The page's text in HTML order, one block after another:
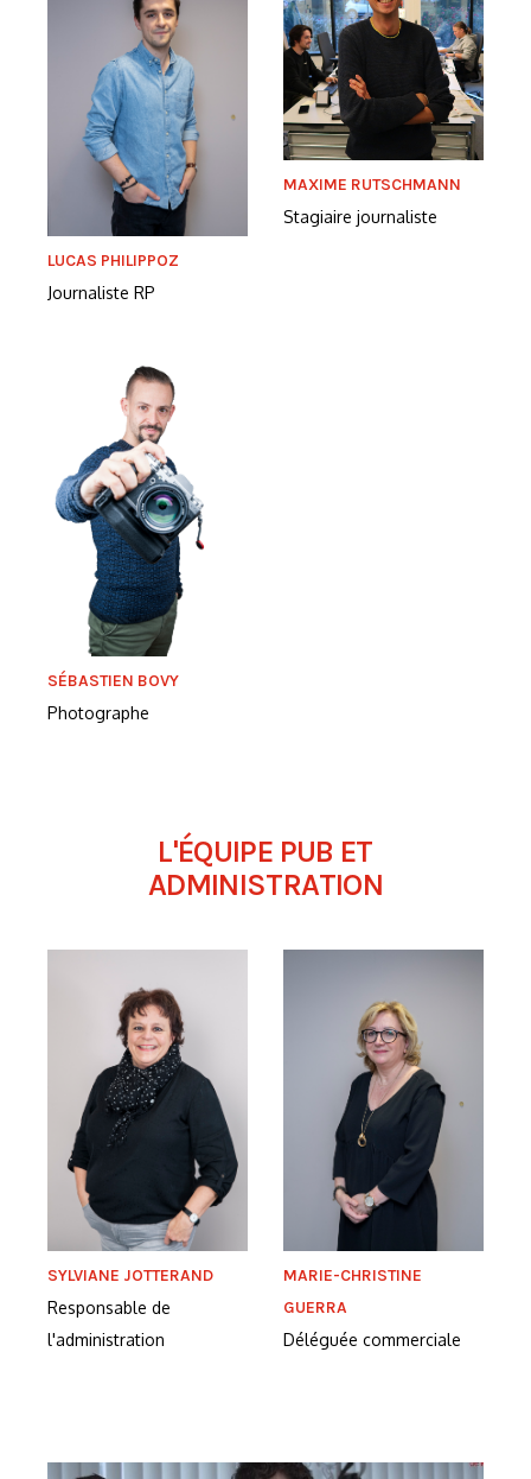
LUCAS PHILIPPOZ
Journaliste RP
MAXIME RUTSCHMANN
Stagiaire journaliste
SÉBASTIEN BOVY
Photographe
L'ÉQUIPE PUB ET
ADMINISTRATION
SYLVIANE JOTTERAND
Responsable de
l'administration
MARIE-CHRISTINE
GUERRA
Déléguée commerciale